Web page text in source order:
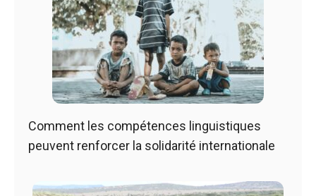
Comment les compétences linguistiques
peuvent renforcer la solidarité internationale